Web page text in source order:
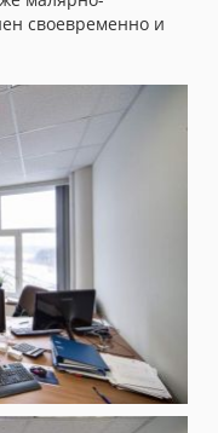
своевременно и